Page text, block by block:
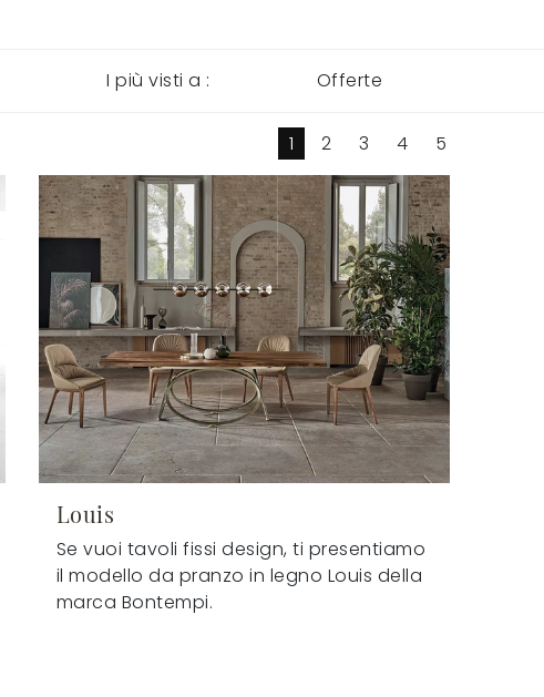
I più visti a : Offerte
1 2 3 4 5
Louis
Se vuoi tavoli fissi design, ti presentiamo
il modello da pranzo in legno Louis della
marca Bontempi.